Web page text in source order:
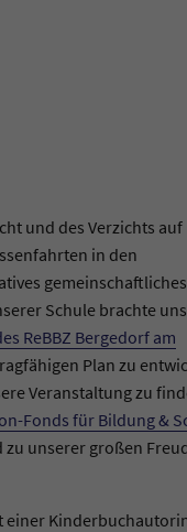
und des Verzichts auf
in den
gemeinschaftliches
Schule brachte
ReBBZ Bergedorf am
Plan zu
Veranstaltung zu
Fonds für Bildung &
zu unserer großen